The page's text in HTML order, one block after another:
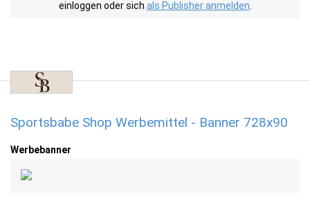
einloggen oder sich als Publisher anmelden
Sportsbabe Shop Werbemittel - Banner 728x90
Werbebanner